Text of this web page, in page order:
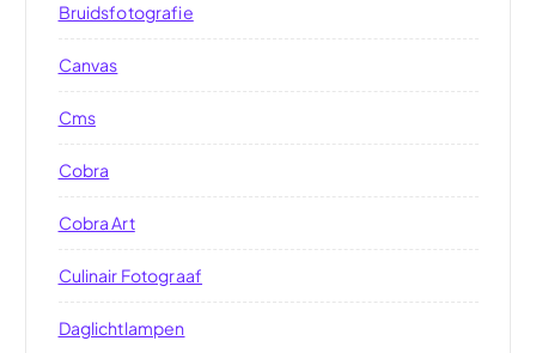
Bruidsfotografie
Canvas
Cms
Cobra
Cobra Art
Culinair Fotograaf
Daglichtlampen